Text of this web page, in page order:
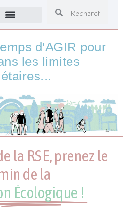
d'AGIR pour
les limites
la RSE, prenez le
de la
Écologique !